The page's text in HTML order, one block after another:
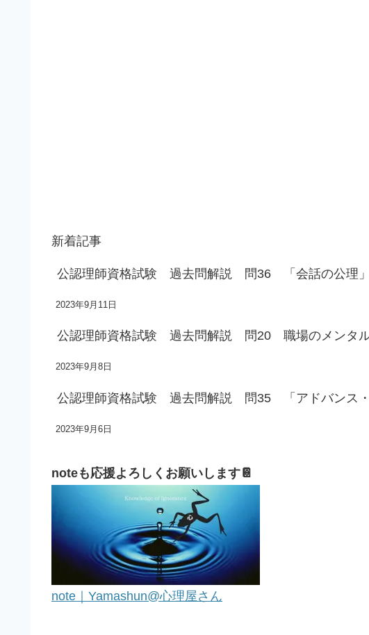
新着記事
公認理師資格試験 過去問解説 問36 「会話の公理
2023年9月11日
公認理師資格試験 過去問解説 問20 職場のメンタ
2023年9月8日
公認理師資格試験 過去問解説 問35 「アドバンス・
2023年9月6日
noteも応援よろしくお願いします📔
note｜Yamashun@心理屋さん